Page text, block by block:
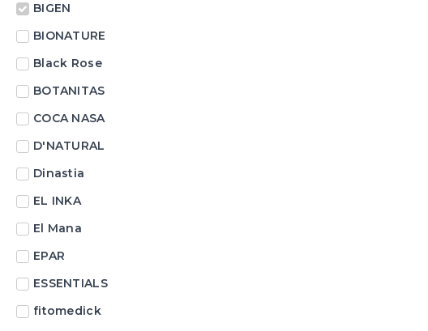
BIGEN
BIONATURE
Black Rose
BOTANITAS
COCA NASA
D'NATURAL
Dinastia
EL INKA
El Mana
EPAR
ESSENTIALS
fitomedick